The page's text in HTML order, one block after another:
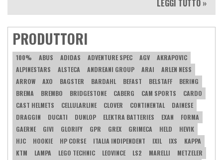
LEGGI TUTTO »
PRODUTTORI
100% ABUS ADIDAS ADVENTURE SPEC AGV
AKRAPOVIC
ALPINESTARS
ALSTECA ANDREANI GROUP ARAI
ARLEN NESS
ARROW
AXO BAGSTER BARDAHL BEFAST BELSTAFF
BERING
BREMA
BREMBO BRIDGESTONE CABERG CAM SPORTS
CARDO
CAST HELMETS
CELLULARLINE CLOVER CONTINENTAL
DAINESE
DRAGGIN
DUCATI DUNLOP ELEKTRA BATTERIES EXAN
FORMA
GAERNE
GIVI GLORIFY GPR GREX GRIMECA HELD
HEVIK
HJC
HOOKIE HP CORSE ITALIA INDIPENDENT IXIL IXS
KAPPA
KTM
LAMPA LEGO TECHNIC LEOVINCE LS2 MARELLI
METZELER